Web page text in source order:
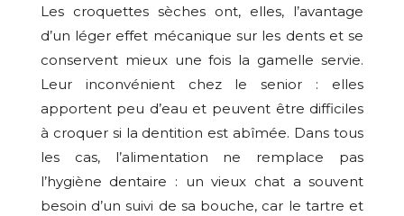
Les croquettes sèches ont, elles, l’avantage
d’un léger effet mécanique sur les dents et se
conservent mieux une fois la gamelle servie.
Leur inconvénient chez le senior : elles
apportent peu d’eau et peuvent être difficiles
à croquer si la dentition est abîmée. Dans tous
les cas, l’alimentation ne remplace pas
l’hygiène dentaire : un vieux chat a souvent
besoin d’un suivi de sa bouche, car le tartre et